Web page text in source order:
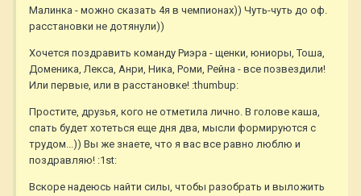
Малинка - можно сказать 4я в чемпионах)) Чуть-чуть до оф.
расстановки не дотянули))
Хочется поздравить команду Риэра - щенки, юниоры, Тоша,
Доменика, Лекса, Анри, Ника, Роми, Рейна - все позвездили!
Или первые, или в расстановке! :thumbup:
Простите, друзья, кого не отметила лично. В голове каша,
спать будет хотеться еще дня два, мысли формируются с
трудом...)) Вы же знаете, что я вас все равно люблю и
поздравляю! :1st:
Вскоре надеюсь найти силы, чтобы разобрать и выложить